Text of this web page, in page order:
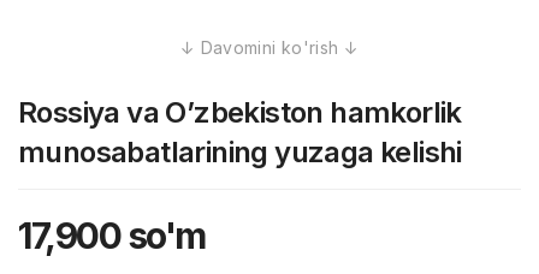
Rossiya va O’zbekiston hamkorlik
munosabatlarining yuzaga kelishi
17,900so'm